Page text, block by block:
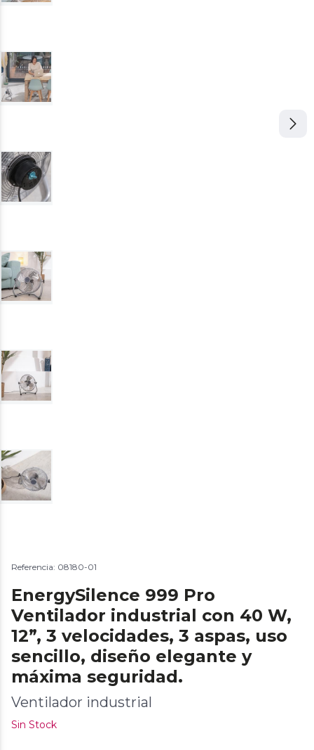
Referencia: 08180-01
EnergySilence 999 Pro
Ventilador industrial con 40 W,
12”, 3 velocidades, 3 aspas, uso
sencillo, diseño elegante y
máxima seguridad.
Ventilador industrial
Sin Stock